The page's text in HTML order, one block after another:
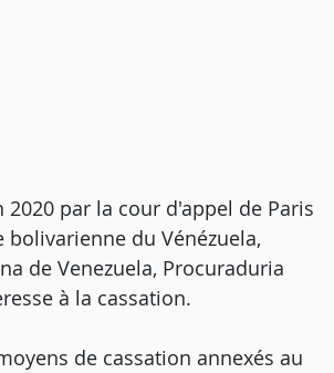
par la cour d'appel de Paris
du Vénézuela,
de Venezuela, Procuraduria
à la cassation.
de cassation annexés au